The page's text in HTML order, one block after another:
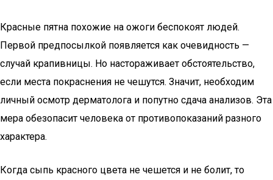
Красные пятна похожие на ожоги беспокоят людей.
Первой предпосылкой появляется как очевидность —
случай крапивницы. Но настораживает обстоятельство,
если места покраснения не чешутся. Значит, необходим
личный осмотр дерматолога и попутно сдача анализов. Эта
мера обезопасит человека от противопоказаний разного
характера.
Когда сыпь красного цвета не чешется и не болит, то